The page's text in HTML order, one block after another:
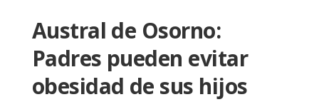
Austral de Osorno:
Padres pueden evitar
obesidad de sus hijos